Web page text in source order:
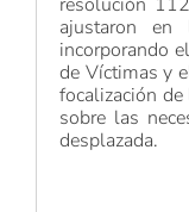
ajustaron
incorporando
de Víctimas y
focalización
sobre las
desplazada.